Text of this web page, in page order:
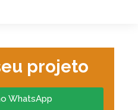
projeto
WhatsApp